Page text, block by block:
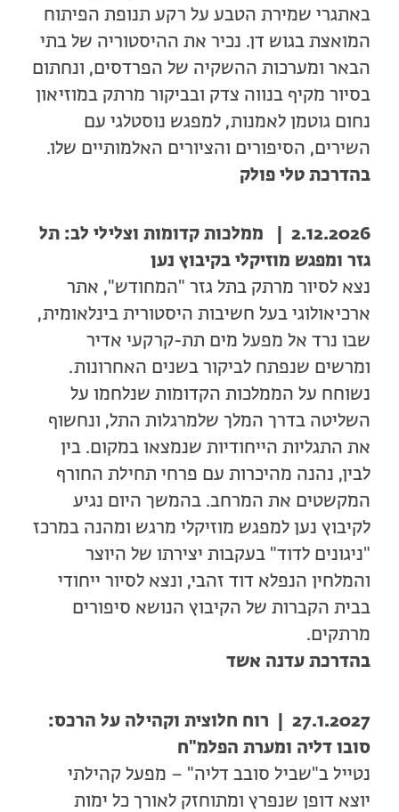
באתגרי שמירת הטבע על רקע תנופת הפיתוח
המואצת בגוש דן. נכיר את ההיסטוריה של בתי
הבאר ומערכות ההשקיה של הפרדסים, ונחתום
בסיור מקיף בנווה צדק ובביקור מרתק במוזיאון
נחום גוטמן לאמנות, למפגש נוסטלגי עם
השירים, הסיפורים והציורים האלמותיים שלו.
בהדרכת טלי פולק
2.12.2026 | ממלכות קדומות וצלילי לב: תל
גזר ומפגש מוזיקלי בקיבוץ נען
נצא לסיור מרתק בתל גזר "המחודש", אתר
ארכיאולוגי בעל חשיבות היסטורית בינלאומית,
שבו נרד אל מפעל מים תת-קרקעי אדיר
ומרשים שנפתח לביקור בשנים האחרונות.
נשוחח על הממלכות הקדומות שנלחמו על
השליטה בדרך המלך שלמרגלות התל, ונחשוף
את התגליות הייחודיות שנמצאו במקום. בין
לבין, נהנה מהיכרות עם פרחי תחילת החורף
המקשטים את המרחב. בהמשך היום נגיע
לקיבוץ נען למפגש מוזיקלי מרגש ומהנה במרכז
"ניגונים לדוד" בעקבות יצירתו של היוצר
והמלחין הנפלא דוד זהבי, ונצא לסיור ייחודי
בבית הקברות של הקיבוץ הנושא סיפורים
מרתקים.
בהדרכת עדנה אשד
27.1.2027 | רוח חלוצית וקהילה על הרכס:
סובו דליה ומערת הפלמ"ח
נטייל ב"שביל סובב דליה" – מפעל קהילתי
יוצא דופן שנפרץ ומתוחזק לאורך כל ימות